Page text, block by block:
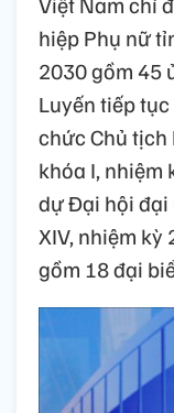
hiệp Phụ nữ
2030 gồm 45
Luyến tiếp
chức Chủ tịch
khóa I, nhiệm
dự Đại hội đại
XIV, nhiệm
gồm 18 đại